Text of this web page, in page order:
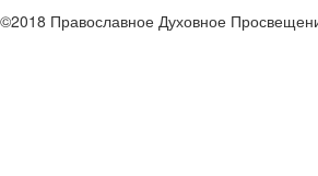
©2018 Православное Духовное